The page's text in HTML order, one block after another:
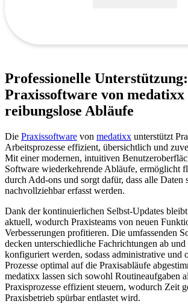
Professionelle Unterstützung:
Praxissoftware von
reibungslose Abläufe
Die Praxissoftware von medatixx unterstützt
Arbeitsprozesse effizient, übersichtlich und
Mit einer modernen, intuitiven
Software wiederkehrende Abläufe, ermöglicht
durch Add-ons und sorgt dafür, dass alle Daten
nachvollziehbar erfasst werden.
Dank der kontinuierlichen Selbst-Updates
aktuell, wodurch Praxisteams von neuen
Verbesserungen profitieren. Die umfassenden
decken unterschiedliche Fachrichtungen ab
konfiguriert werden, sodass administrative und
Prozesse optimal auf die Praxisabläufe
medatixx lassen sich sowohl Routineaufgaben
Praxisprozesse effizient steuern, wodurch Zeit
Praxisbetrieb spürbar entlastet wird.